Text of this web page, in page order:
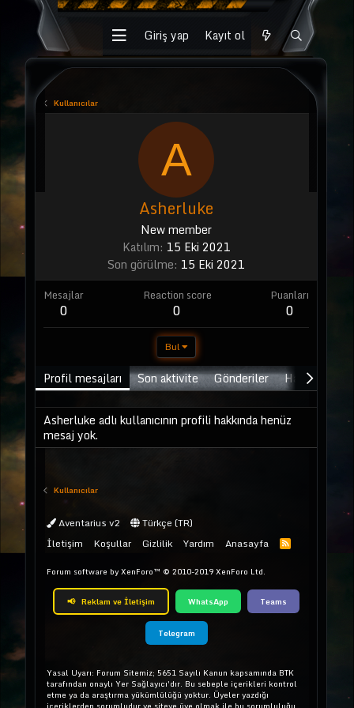
Giriş yap Kayıt ol
Kullanıcılar
A
Asherluke
New member
Katılım 15 Eki 2021
Son görülme 15 Eki 2021
Mesajlar
0
Reaction score
0
Puanları
0
Bul
Profil mesajları Son aktivite Gönderiler Hakkında
Asherluke adlı kullanıcının profili hakkında henüz
mesaj yok.
Kullanıcılar
Aventarius v2
Türkçe (TR)
İletişim
Koşullar Gizlilik Yardım Anasayfa
Forum software by XenForo™ © 2010-2019 XenForo Ltd.
📢 Reklam ve İletişim WhatsApp Teams
Telegram
Yasal Uyarı: Forum Sitemiz; 5651 Sayılı Kanun kapsamında BTK
tarafından onaylı Yer Sağlayıcı'dır. Bu sebeple içerikleri kontrol
etme ya da araştırma yükümlülüğü yoktur. Üyeler yazdığı